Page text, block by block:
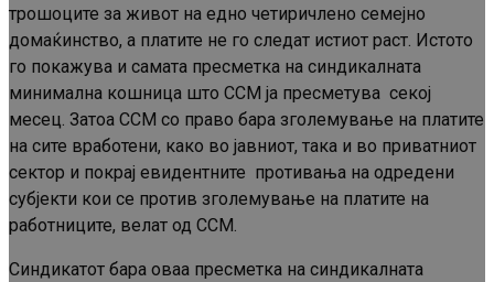
трошоците за живот на едно четиричлено семејно
домаќинство, а платите не го следат истиот раст. Истото
го покажува и самата пресметка на синдикалната
минимална кошница што ССМ ја пресметува секој
месец. Затоа ССМ со право бара зголемување на платите
на сите вработени, како во јавниот, така и во приватниот
сектор и покрај евидентните противања на одредени
субјекти кои се против зголемување на платите на
работниците, велат од ССМ.
Синдикатот бара оваа пресметка на синдикалната